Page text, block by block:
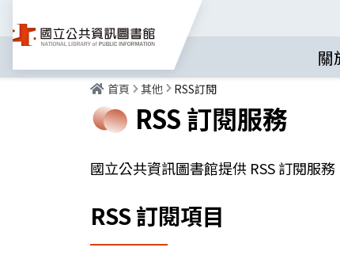
關
首頁 其他 RSS訂閱
RSS 訂閱服務
國立公共資訊圖書館提供 RSS 訂閱服
RSS 訂閱項目